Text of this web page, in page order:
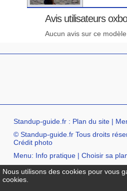
Avis utilisateurs
Aucun avis sur ce
Standup-guide.fr: Plan du site|
© Standup-guide.fr Tous droits
Crédit photo
Menu: Info pratique| Choisir sa
Annuaire :
SurfShop et Magasins
Nous utilisons des cookies pour vous
cookies.